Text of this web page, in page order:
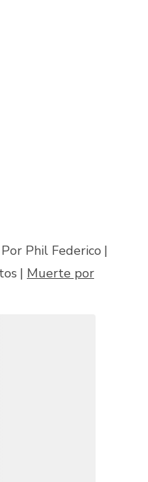
Phil Federico |
| Muerte por